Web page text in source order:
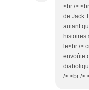
<br />
de Jack
autant
histoires
le<br />
envoûte
/> <br />